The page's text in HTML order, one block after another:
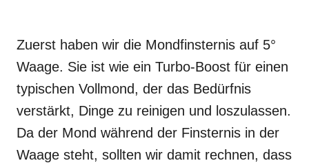
Zuerst haben wir die Mondfinsternis auf 5°
Waage. Sie ist wie ein Turbo-Boost für einen
typischen Vollmond, der das Bedürfnis
verstärkt, Dinge zu reinigen und loszulassen.
Da der Mond während der Finsternis in der
Waage steht, sollten wir damit rechnen, dass